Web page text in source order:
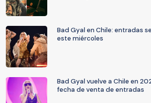
Bad Gyal en Chile: entradas
este miércoles
Bad Gyal vuelve a Chile en
fecha de venta de entradas